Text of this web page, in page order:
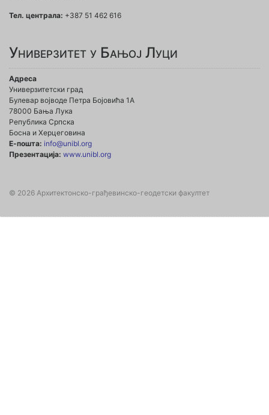
Тел. централа: +387 51 462 616
Универзитет у Бањој Луци
Адреса
Универзитетски град
Булевар војводе Петра Бојовића 1А
78000 Бања Лука
Република Српска
Босна и Херцеговина
Е-пошта: info@unibl.org
Презентација: www.unibl.org
© 2026 Архитектонско-грађевинско-геодетски факултет